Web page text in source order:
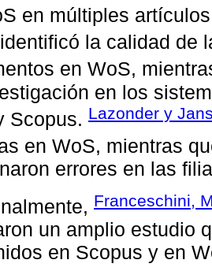
en múltiples
identificó la calidad de
en WoS,
en los
Scopus. Lazonder y
en WoS, mientras
errores en las
Franceschini,
un amplio estudio
en Scopus y en